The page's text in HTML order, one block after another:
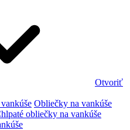
Otvoriť
Obliečky na vankúše
obliečky na vankúše